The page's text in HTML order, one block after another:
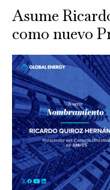
Asume
como nuevo